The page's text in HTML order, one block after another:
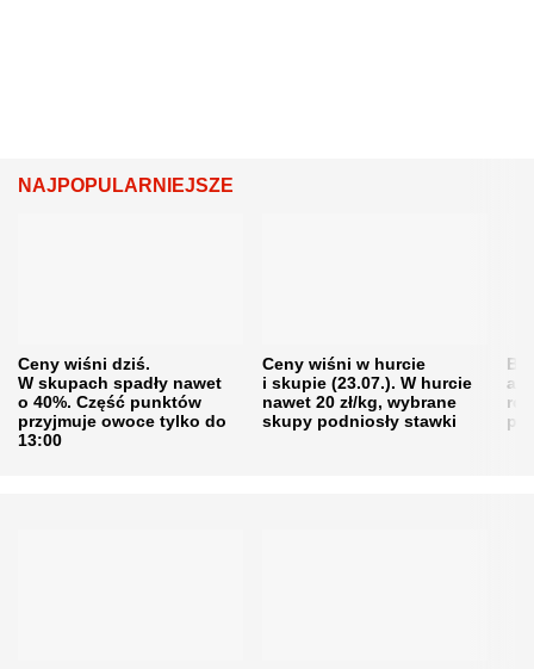
NAJPOPULARNIEJSZE
Ceny wiśni dziś.
W skupach spadły nawet
o 40%. Część punktów
przyjmuje owoce tylko do
13:00
Ceny wiśni w hurcie
i skupie (23.07.). W hurcie
nawet 20 zł/kg, wybrane
skupy podniosły stawki